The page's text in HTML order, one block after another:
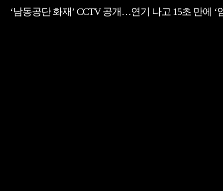
‘남동공단 화재’ CCTV 공개…연기 나고 15초 만에 ‘